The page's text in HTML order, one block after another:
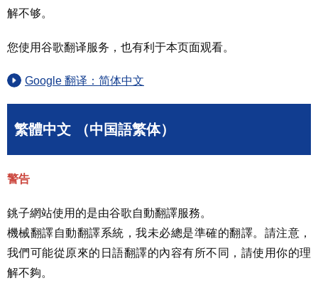
解不够。
您使用谷歌翻译服务，也有利于本页面观看。
Google 翻译：简体中文
繁體中文 （中国語繁体）
警告
銚子網站使用的是由谷歌自動翻譯服務。
機械翻譯自動翻譯系統，我未必總是準確的翻譯。請注意，
我們可能從原來的日語翻譯的內容有所不同，請使用你的理
解不夠。